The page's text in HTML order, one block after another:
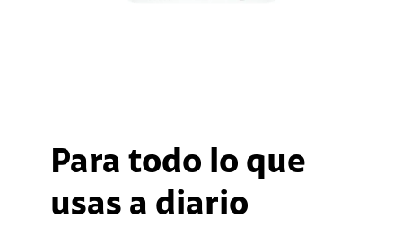
Para todo lo que
usas a diario